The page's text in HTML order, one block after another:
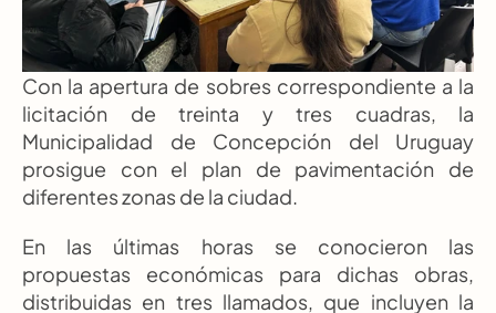
Con la apertura de sobres correspondiente a la
licitación de treinta y tres cuadras, la
Municipalidad de Concepción del Uruguay
prosigue con el plan de pavimentación de
diferentes zonas de la ciudad.
En las últimas horas se conocieron las
propuestas económicas para dichas obras,
distribuidas en tres llamados, que incluyen la